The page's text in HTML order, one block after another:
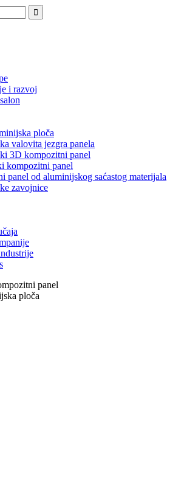
i razvoj
ploča
valovita jezgra panela
3D kompozitni panel
kompozitni panel
panel od aluminijskog saćastog materijala
zavojnice